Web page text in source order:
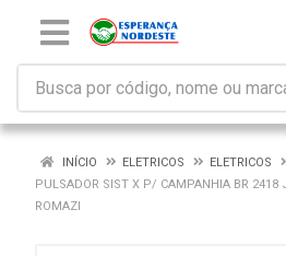
INÍCIO ELETRICOS
ELETRICOS
PULSADOR SIST X P/ CAMPANHIA BR 2418
ROMAZI